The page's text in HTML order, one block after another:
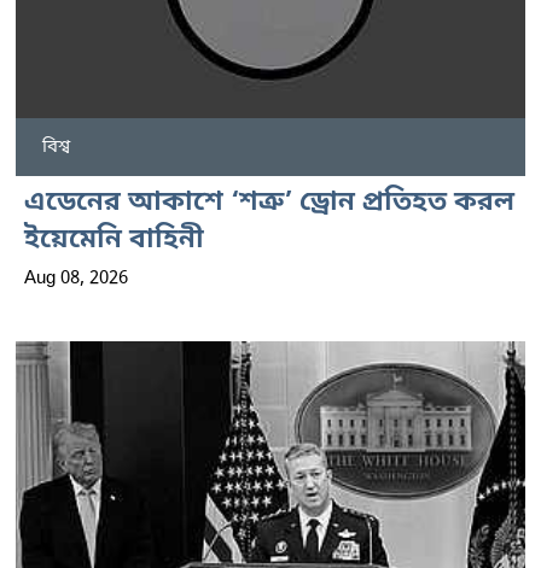
বিশ্ব
এডেনের আকাশে ‘শত্রু’ ড্রোন প্রতিহত করল
ইয়েমেনি বাহিনী
Aug 08, 2026